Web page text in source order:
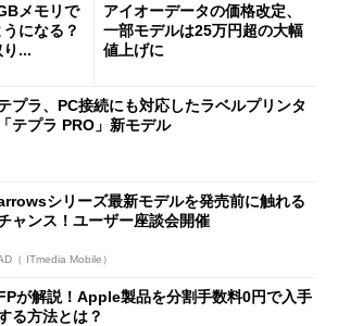
メモリで
になる？
...
アイオーデータの価格改定、
一部モデルは25万円超の大幅
値上げに
プラ、PC接続にも対応したラベルプリンタ
「テプラ PRO」新モデル
シリーズ最新モデルを発売前に触れる
ャンス！ユーザー座談会開催
（ ITmedia Mobile）
が解説！Apple製品を分割手数料0円で入手
る方法とは？